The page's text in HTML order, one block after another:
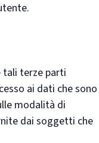
tali terze parti
ai dati che sono
modalità di
dai soggetti che